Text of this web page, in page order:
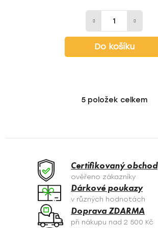
Do košíku
O
á
c
í
p
r
v
5položek celkem
Certifikovaný obchod
ověřeno zákazníky
Dárkové poukazy
v různých hodnotách
Doprava ZDARMA
při nákupu nad 2 500 Kč